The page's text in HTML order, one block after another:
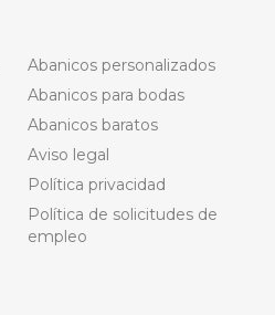
Abanicos personalizados
Abanicos para bodas
Abanicos baratos
Aviso legal
Política privacidad
Política de solicitudes de
empleo